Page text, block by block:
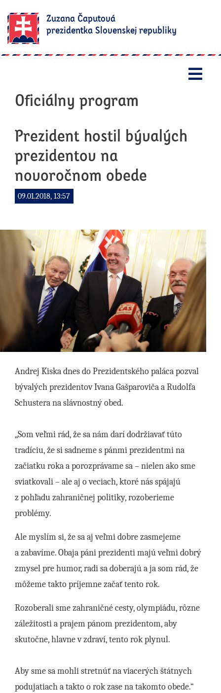
Zuzana Čaputová
prezidentka Slovenskej republiky
Oficiálny program
Prezident hostil bývalých
prezidentov na
novoročnom obede
09.01.2018, 13:57
Andrej Kiska dnes do Prezidentského paláca pozval
bývalých prezidentov Ivana Gašparoviča a Rudolfa
Schustera na slávnostný obed.
„Som veľmi rád, že sa nám darí dodržiavať túto
tradíciu, že si sadneme s pánmi prezidentmi na
začiatku roka a porozprávame sa – nielen ako sme
sviatkovali – ale aj o veciach, ktoré nás spájajú
z pohľadu zahraničnej politiky, rozoberieme
problémy.
Ale myslím si, že sa aj veľmi dobre zasmejeme
a zabavíme. Obaja páni prezidenti majú veľmi dobrý
zmysel pre humor, radi sa doberajú a ja som rád, že
môžeme takto príjemne začať tento rok.
Rozoberali sme zahraničné cesty, olympiádu, rôzne
záležitosti a prajem pánom prezidentom, aby
skutočne, hlavne v zdraví, tento rok plynul.
Aby sme sa mohli stretnúť na viacerých štátnych
podujatiach a takto o rok zase na takomto obede.“